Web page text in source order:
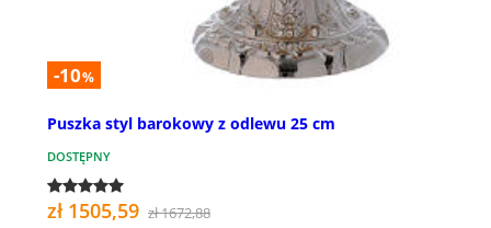
-10%
Puszka styl barokowy z odlewu 25 cm
DOSTĘPNY
zł 1505,59 zł 1672,88